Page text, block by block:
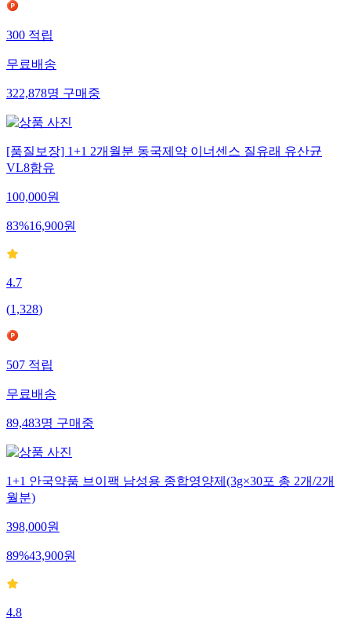
300적립
무료배송
322,878명구매중
[품질보장] 1+1 2개월분 동국제약 이너센스 질유래 유산균
VL8함유
100,000원
83%16,900원
4.7
(1,328)
507적립
무료배송
89,483명구매중
1+1 안국약품 브이팩 남성용 종합영양제(3g×30포 총 2개/2개
월분)
398,000원
89%43,900원
4.8